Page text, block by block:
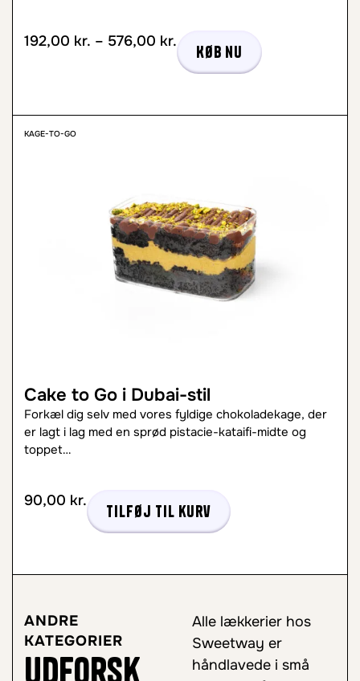
192,00 kr. – 576,00 kr.
Køb nu
KAGE-TO-GO
Cake to Go i Dubai-stil
Forkæl dig selv med vores fyldige chokoladekage, der
er lagt i lag med en sprød pistacie-kataifi-midte og
toppet…
90,00 kr.
Tilføj til kurv
ANDRE
KATEGORIER
Udforsk
Alle lækkerier hos
Sweetway er
håndlavede i små